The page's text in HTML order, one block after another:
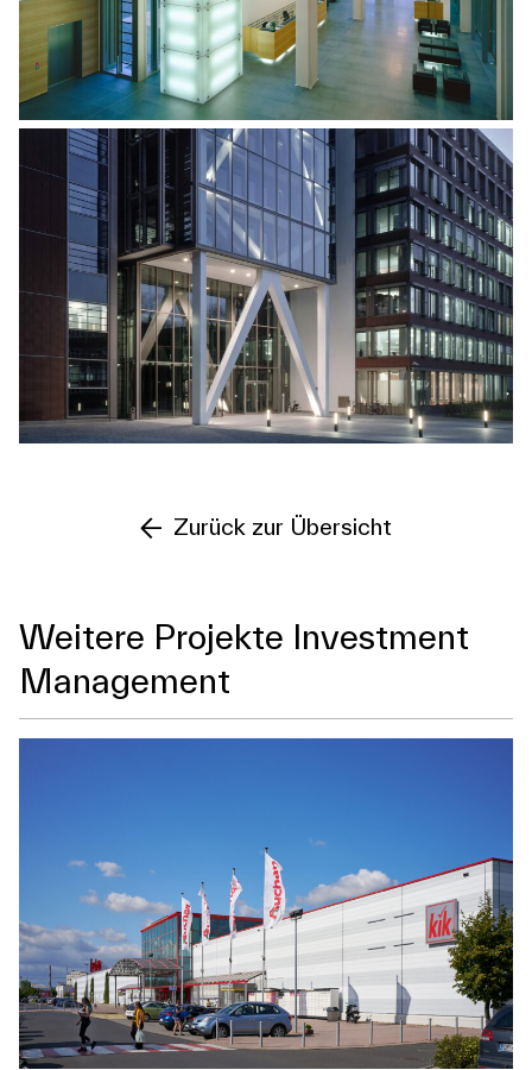
Zurück zur Übersicht
Weitere Projekte Investment
Management